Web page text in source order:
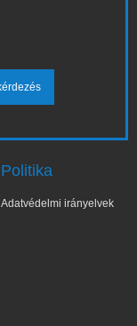
Politika
Adatvédelmi irányelvek